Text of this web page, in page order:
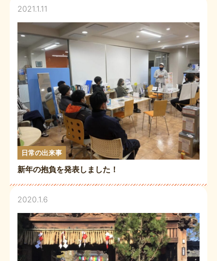
2021.1.11
日常の出来事
新年の抱負を発表しました！
2020.1.6